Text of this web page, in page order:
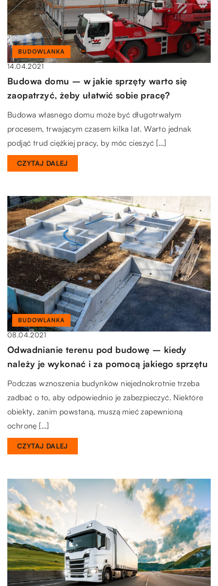
BUDOWLANKA
14.04.2021
Budowa domu – w jakie sprzęty warto się
zaopatrzyć, żeby ułatwić sobie pracę?
Budowa własnego domu może być długotrwałym
procesem, trwającym czasem kilka lat. Warto jednak
podjąć trud ciężkiej pracy, by móc cieszyć […]
CZYTAJ DALEJ
BUDOWLANKA
08.04.2021
Odwadnianie terenu pod budowę – kiedy
należy je wykonać i za pomocą jakiego sprzętu
Podczas wznoszenia budynków niejednokrotnie trzeba
zadbać o to, aby odpowiednio je zabezpieczyć. Niektóre
obiekty, zanim powstaną, muszą mieć zapewnioną
ochronę […]
CZYTAJ DALEJ